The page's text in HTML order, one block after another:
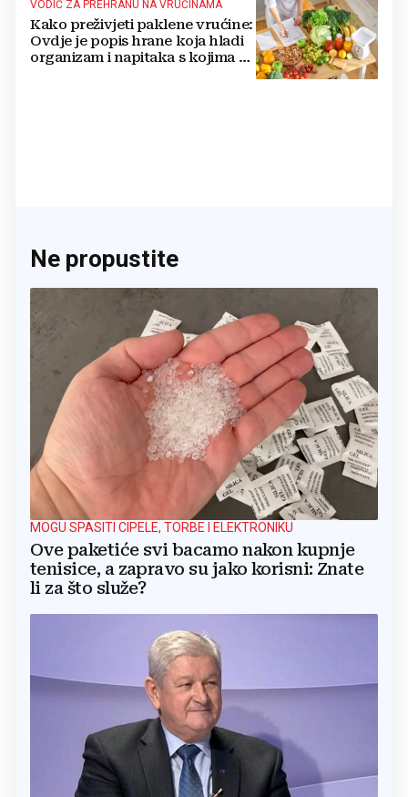
VODIČ ZA PREHRANU NA VRUĆINAMA
Kako preživjeti paklene vrućine:
Ovdje je popis hrane koja hladi
organizam i napitaka s kojima si
Ne propustite
MOGU SPASITI CIPELE, TORBE I ELEKTRONIKU
Ove paketiće svi bacamo nakon kupnje
tenisice, a zapravo su jako korisni: Znate
li za što služe?